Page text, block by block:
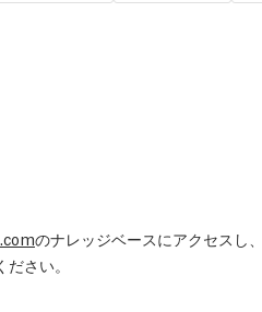
のナレッジベースにアクセスし
さい。